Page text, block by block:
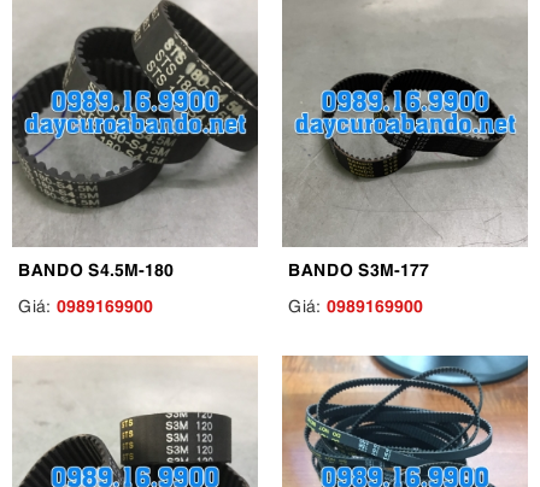
BANDO S4.5M-180
Giá: 0989169900
BANDO S3M-177
Giá: 0989169900